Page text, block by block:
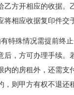
乙方开相应的收据。
相应收据复印件交
殊情况需提前终止
后，方可办理手续。
内的房租外，还需支
则甲方有权不退还